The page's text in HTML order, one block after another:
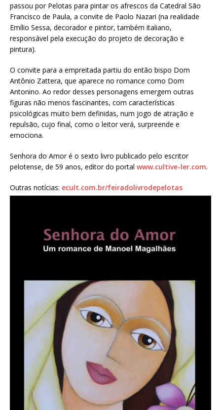
passou por Pelotas para pintar os afrescos da Catedral São
Francisco de Paula, a convite de Paolo Nazari (na realidade
Emílio Sessa, decorador e pintor, também italiano,
responsável pela execução do projeto de decoração e
pintura).
O convite para a empreitada partiu do então bispo Dom
Antônio Zattera, que aparece no romance como Dom
Antonino. Ao redor desses personagens emergem outras
figuras não menos fascinantes, com características
psicológicas muito bem definidas, num jogo de atração e
repulsão, cujo final, como o leitor verá, surpreende e
emociona.
Senhora do Amor é o sexto livro publicado pelo escritor
pelotense, de 59 anos, editor do portal www.cultive-ler.com.
Outras notícias: ecult.com.br/feiradolivrodepelotas